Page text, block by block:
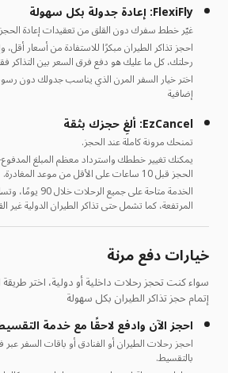
FlexiFly: إعادة جدولة بكل سهولة
غيّر خطط سفرك دون القلق من تعقيدات إعادة
احجز تذاكر الطيران مبكرًا للاستفادة من أسعار
رحلتك، كل ما عليك هو دفع فرق السعر بين التذاكر
اختر خيار السفر المرن الذي يناسب جدولك دون
إضافية
EzCancel: ألغِ حجزك بثقة
تمنحك مرونة كاملة عند الحجز.
الحجز قبل 10 ساعات على الأقل من موعد المغادرة.
الخدمة متاحة على
المرتفعة، كما تشمل حتى تذاكر الطيران الدولية غير
خيارات دفع مرنة
سواء كنت تحجز رحلات داخلية أو دولية، اختر
إتمام حجز تذاكر الطيران بكل سهولة
احجز الآن وادفع لاحقًا مع خدمة
احجز رحلات الطيران أو الفنادق أو باقات السفر عبر
بالتقسيط.